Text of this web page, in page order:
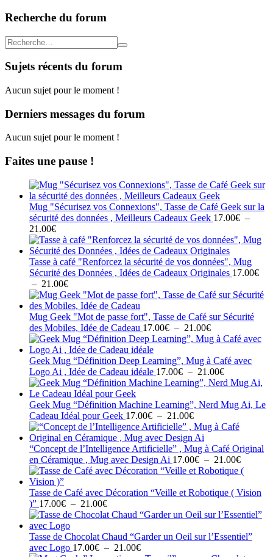
Recherche du forum
Sujets récents du forum
Aucun sujet pour le moment !
Derniers messages du forum
Aucun sujet pour le moment !
Faites une pause !
Mug "Sécurisez vos Connexions", Tasse de Café Geek sur la
sécurité des données , Meilleurs Cadeaux Geek 17.00€ –
21.00€Plage
de
prix :
17.00€
à
21.00€
Tasse à café "Renforcez la sécurité de vos données", Mug
Sécurité des Données , Idées de Cadeaux Originales 17.00€
– 21.00€Plage
de
prix :
17.00€
à
21.00€
Mug Geek "Mot de passe fort", Tasse de Café sur Sécurité
des Mobiles, Idée de Cadeau 17.00€ – 21.00€Plage
de
17.00€
à
21.00€
Geek Mug “Définition Deep Learning”, Mug à Café avec
Logo Ai , Idée de Cadeau idéale 17.00€ – 21.00€Plage
de
17.00€
21.00€
Geek Mug “Définition Machine Learning”, Nerd Mug Ai, Le
Cadeau Idéal pour Geek 17.00€ – 21.00€Plage
de
prix :
17.00€
à
21.00€
“Concept de l’Intelligence Artificielle” , Mug à Café Original
en Céramique , Mug avec Design Ai 17.00€ – 21.00€Plage
de
17.00€
21.00€
Tasse de Café avec Décoration “Veille et Robotique ( Vision
)” 17.00€ – 21.00€Plage
de
17.00€
à
Tasse de Chocolat Chaud “Garder un Oeil sur l’Essentiel”
avec Logo 17.00€ – 21.00€Plage